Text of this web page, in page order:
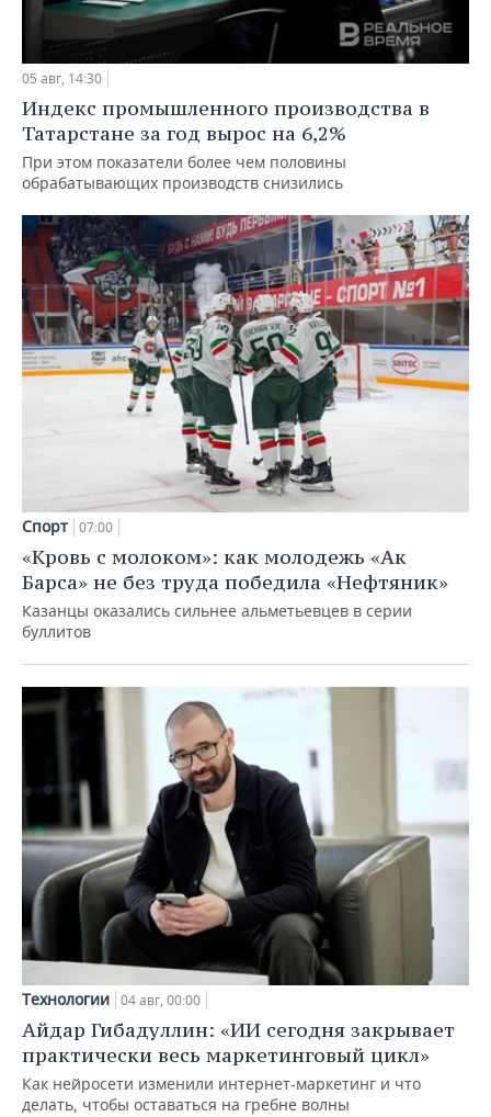
05 авг, 14:30
Индекс промышленного производства в
Татарстане за год вырос на 6,2%
При этом показатели более чем половины
обрабатывающих производств снизились
Спорт 07:00
«Кровь с молоком»: как молодежь «Ак
Барса» не без труда победила «Нефтяник»
Казанцы оказались сильнее альметьевцев в серии
буллитов
Технологии 04 авг, 00:00
Айдар Гибадуллин: «ИИ сегодня закрывает
практически весь маркетинговый цикл»
Как нейросети изменили интернет-маркетинг и что
делать, чтобы оставаться на гребне волны